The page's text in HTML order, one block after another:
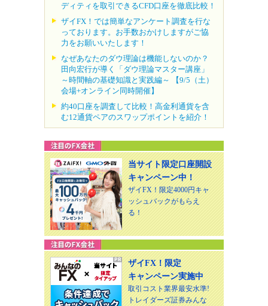
ディティを取引できるCFD口座を徹底比較！
ザイFX！では簡単なアンケート調査を行な
っております。お手数おかけしますがご協
力をお願いいたします！
なぜあなたのダウ理論は機能しないのか？
田向宏行が導く「ダウ理論マスター講座」
～時間軸の基礎知識と実践編～ 【9/5（土）
会場+オンライン同時開催】
約40口座を調査して比較！高金利通貨を含
む12通貨ペアのスワップポイントを紹介！
当サイト限定口座開設
キャンペーン中！
ザイFX！限定4000円キャ
ッシュバックがもらえ
る！
ザイFX！限定
キャンペーン実施中
取引コスト業界最安水準!
トレイダーズ証券みんな